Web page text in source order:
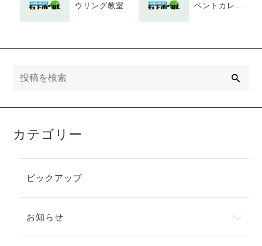
ウリング教室
ベントカレン
カテゴリー
ピックアップ
お知らせ